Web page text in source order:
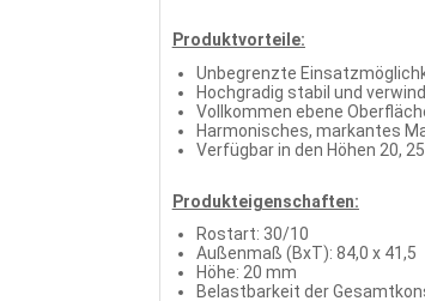
Produktvorteile:
Unbegrenzte
Hochgradig stabil und
Vollkommen ebene
Harmonisches, markantes
Verfügbar in den Höhen 20,
Produkteigenschaften:
Rostart: 30/10
Außenmaß (BxT): 84,0 x 41,5
Höhe: 20 mm
Belastbarkeit der